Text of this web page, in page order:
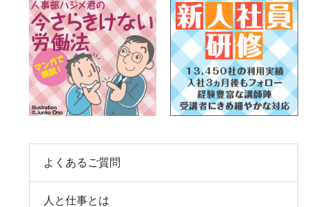
よくあるご質問
人と仕事とは